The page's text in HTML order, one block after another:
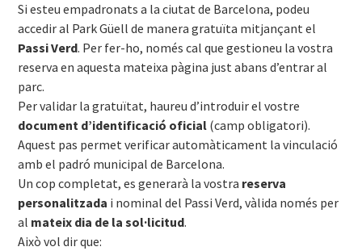
Si esteu empadronats a la ciutat de Barcelona, podeu
accedir al Park Güell de manera gratuïta mitjançant el
Passi Verd. Per fer-ho, només cal que gestioneu la vostra
reserva en aquesta mateixa pàgina just abans d’entrar al
parc.
Per validar la gratuïtat, haureu d’introduir el vostre
document d’identificació oficial (camp obligatori).
Aquest pas permet verificar automàticament la vinculació
amb el padró municipal de Barcelona.
Un cop completat, es generarà la vostra reserva
personalitzada i nominal del Passi Verd, vàlida només per
al mateix dia de la sol·licitud.
Això vol dir que: